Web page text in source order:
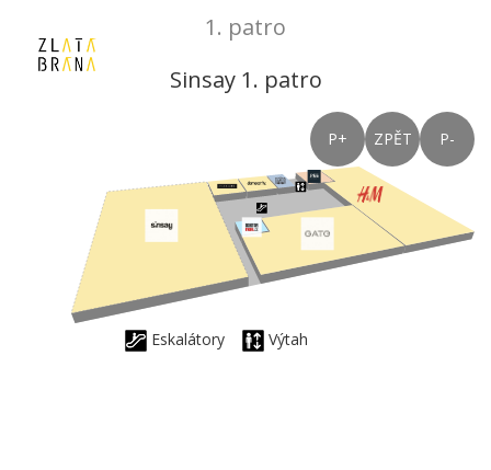
1. patro
Sinsay 1. patro
P-
ZPĚT
P+
Eskalátory Výtah